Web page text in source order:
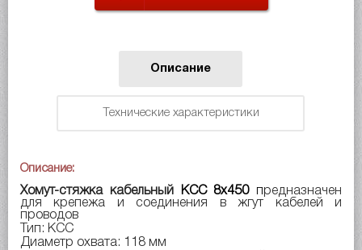
Описание
Технические характеристики
Описание:
Хомут-стяжка кабельный
КСС 8x450п редназначен
для крепежа и соединения в жгут кабелей и
проводов
Тип: КСС
Диаметр охвата: 118 мм